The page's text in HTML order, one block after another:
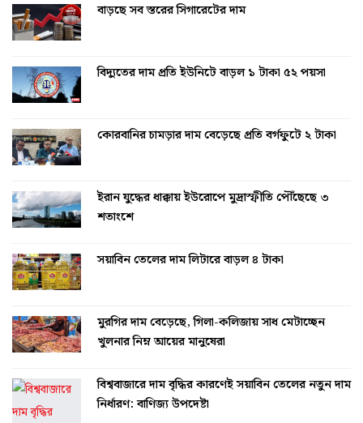
বাড়ছে সব স্তরের সিগারেটের দাম
বিদ্যুতের দাম প্রতি ইউনিটে বাড়ল ১ টাকা ৫২ পয়সা
কোরবানির চামড়ার দাম বেড়েছে প্রতি বর্গফুটে ২ টাকা
ইরান যুদ্ধের ধাক্কায় ইউরোপে মুদ্রাস্ফীতি পৌঁছেছে ৩
শতাংশে
সয়াবিন তেলের দাম লিটারে বাড়ল ৪ টাকা
মুরগির দাম বেড়েছে, গিলা-কলিজায় সাধ মেটাচ্ছেন
খুলনার নিম্ন আয়ের মানুষেরা
বিশ্ববাজারে দাম বৃদ্ধির কারণেই সয়াবিন তেলের নতুন দাম
নির্ধারণ: বাণিজ্য উপদেষ্টা